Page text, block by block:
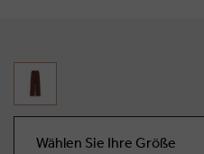
Wählen Sie Ihre Größe